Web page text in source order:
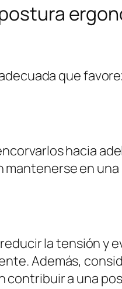
que
hacia
en
la tensión
Además,
contribuir a una